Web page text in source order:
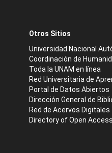
Otros Sitios
Universidad Nacional
Coordinación de
Toda la UNAM en línea
Red Universitaria de
Portal de Datos Abiertos
Dirección General de
Red de Acervos Digitales
Directory of Open